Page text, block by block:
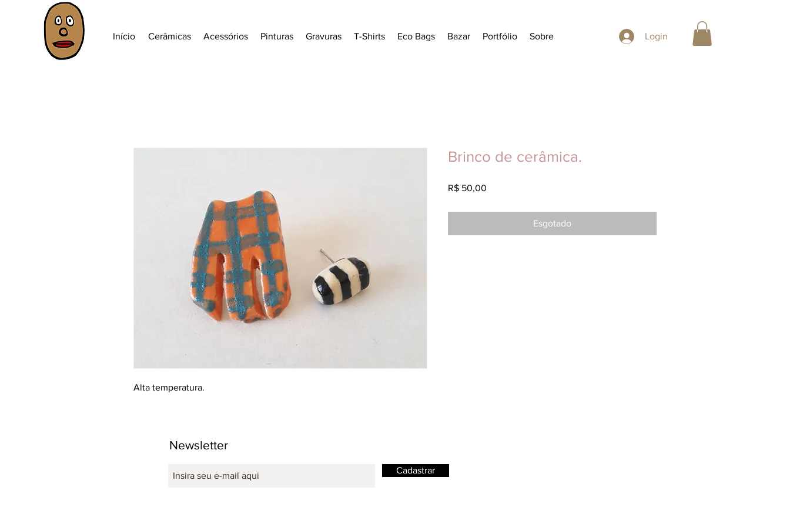
Início Cerâmicas Acessórios Pinturas Gravuras T-Shirts Eco Bags Bazar Portfólio Sobre Login
Alta temperatura.
Brinco de cerâmica.
R$ 50,00
Esgotado
Newsletter
Cadastrar